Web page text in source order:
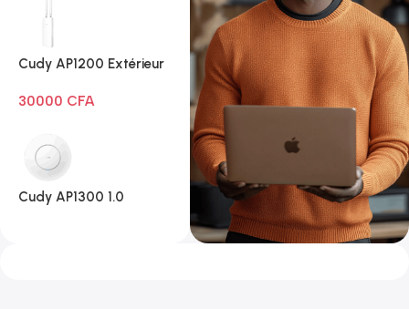
Cudy AP1200 Extérieur
30000 CFA
Cudy AP1300 1.0